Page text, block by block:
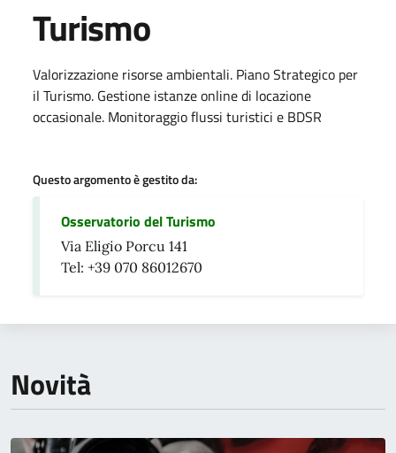
Turismo
Dettagli della notizia
Valorizzazione risorse ambientali. Piano Strategico per
il Turismo. Gestione istanze online di locazione
occasionale. Monitoraggio flussi turistici e BDSR
Questo argomento è gestito da:
Osservatorio del Turismo
Via Eligio Porcu 141
Tel: +39 070 86012670
Novità